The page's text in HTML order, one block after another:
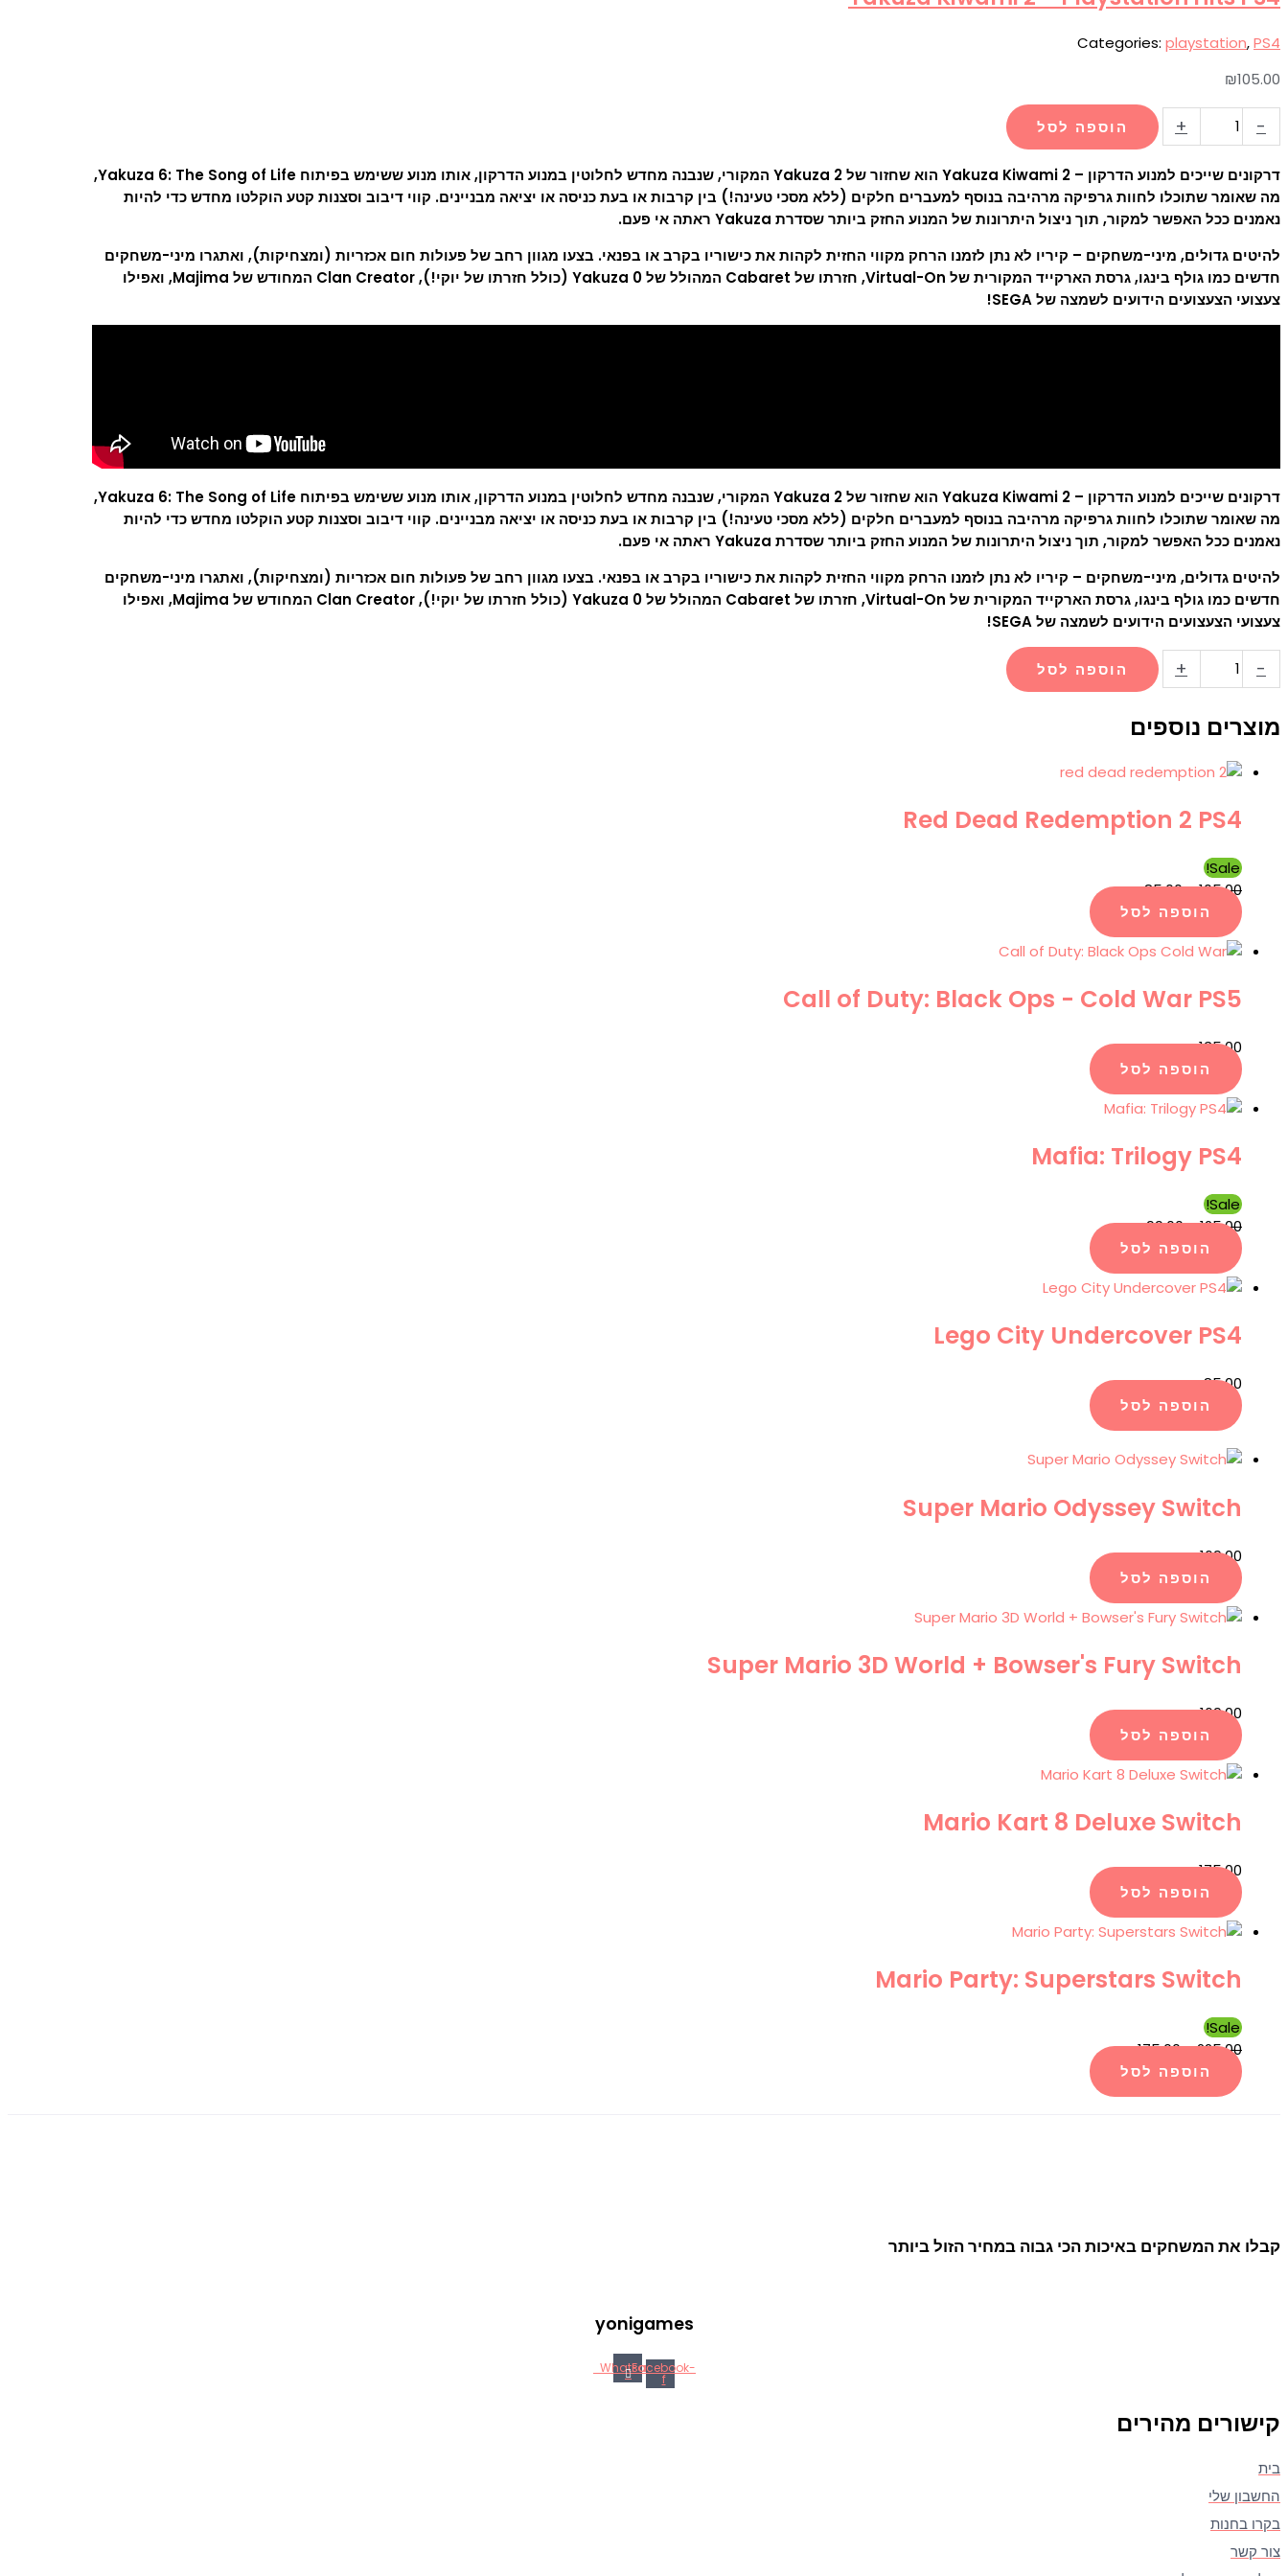
Categories: playstation,PS4
₪105.00
-
+ הוספה לסל
דרקונים שייכים למנוע הדרקון – Yakuza Kiwami 2 הוא שחזור של Yakuza 2 המקורי, שנבנה מחדש לחלוטין במנוע הדרקון, אותו מנוע ששימש בפיתוח Yakuza 6: The Song of Life,
מה שאומר שתוכלו לחוות גרפיקה מרהיבה בנוסף למעברים חלקים (ללא מסכי טעינה!) בין קרבות או בעת כניסה או יציאה מבניינים. קווי דיבוב וסצנות קטע הוקלטו מחדש כדי להיות
נאמנים ככל האפשר למקור, תוך ניצול היתרונות של המנוע החזק ביותר שסדרת Yakuza ראתה אי פעם.
להיטים גדולים, מיני-משחקים – קיריו לא נתן לזמנו הרחק מקווי החזית לקהות את כישוריו בקרב או בפנאי. בצעו מגוון רחב של פעולות חום אכזריות (ומצחיקות), ואתגרו מיני-משחקים
חדשים כמו גולף בינגו, גרסת הארקייד המקורית של Virtual-On, חזרתו של Cabaret המהולל של Yakuza 0 (כולל חזרתו של יוקי!), Clan Creator המחודש של Majima, ואפילו
צעצועי הצעצועים הידועים לשמצה של SEGA!
דרקונים שייכים למנוע הדרקון – Yakuza Kiwami 2 הוא שחזור של Yakuza 2 המקורי, שנבנה מחדש לחלוטין במנוע הדרקון, אותו מנוע ששימש בפיתוח Yakuza 6: The Song of Life,
מה שאומר שתוכלו לחוות גרפיקה מרהיבה בנוסף למעברים חלקים (ללא מסכי טעינה!) בין קרבות או בעת כניסה או יציאה מבניינים. קווי דיבוב וסצנות קטע הוקלטו מחדש כדי להיות
נאמנים ככל האפשר למקור, תוך ניצול היתרונות של המנוע החזק ביותר שסדרת Yakuza ראתה אי פעם.
להיטים גדולים, מיני-משחקים – קיריו לא נתן לזמנו הרחק מקווי החזית לקהות את כישוריו בקרב או בפנאי. בצעו מגוון רחב של פעולות חום אכזריות (ומצחיקות), ואתגרו מיני-משחקים
חדשים כמו גולף בינגו, גרסת הארקייד המקורית של Virtual-On, חזרתו של Cabaret המהולל של Yakuza 0 (כולל חזרתו של יוקי!), Clan Creator המחודש של Majima, ואפילו
צעצועי הצעצועים הידועים לשמצה של SEGA!
-
+ הוספה לסל
מוצרים נוספים
Red Dead Redemption 2 PS4
Sale!
₪105.00
₪85.00
הוספה לסל
Call of Duty: Black Ops - Cold War PS5
₪135.00
הוספה לסל
Mafia: Trilogy PS4
Sale!
₪125.00
₪99.00
הוספה לסל
Lego City Undercover PS4
₪85.00
הוספה לסל
Super Mario Odyssey Switch
₪169.00
הוספה לסל
Super Mario 3D World + Bowser's Fury Switch
₪169.00
הוספה לסל
Mario Kart 8 Deluxe Switch
₪175.00
הוספה לסל
Mario Party: Superstars Switch
Sale!
₪225.00
₪175.00
הוספה לסל
קבלו את המשחקים באיכות הכי גבוה במחיר הזול ביותר
yonigames
Facebook-
f
Whatsapp
קישורים מהירים
בית
החשבון שלי
בקרו בחנות
צור קשר